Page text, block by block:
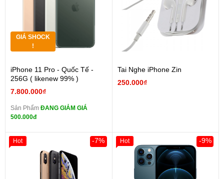
GIÁ SHOCK
!
iPhone 11 Pro - Quốc Tế -
256G ( likenew 99% )
7.800.000₫
Sản Phẩm ĐANG GIẢM GIÁ
500.000đ
Tai Nghe iPhone Zin
250.000₫
-7%
Hot -9%
Hot